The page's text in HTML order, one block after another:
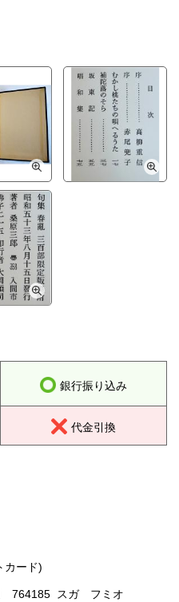
銀行振り込み
代金引換
カード)
764185 スガ フミオ